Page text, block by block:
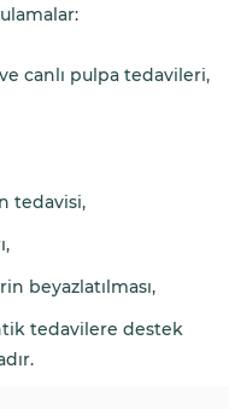
canlı pulpa tedavileri,
tedavisi,
beyazlatılması,
tedavilere destek